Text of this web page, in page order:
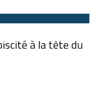
à la tête du